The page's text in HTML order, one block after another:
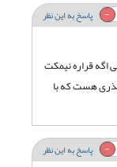
پاسخ به این نظر
اگه قراره نیمکت
هست که با
پاسخ به این نظر